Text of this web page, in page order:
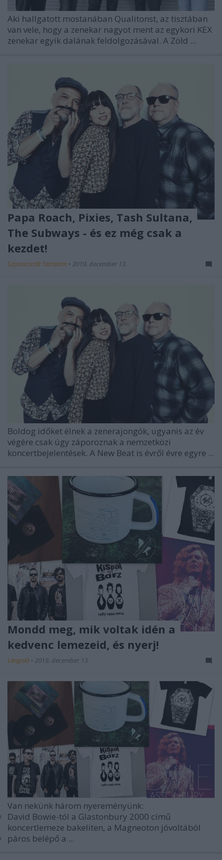
Aki hallgatott mostanában Qualitonst, az tisztában
van vele, hogy a zenekar nagyot ment az egykori KEX
zenekar egyik dalának feldolgozásával. A Zöld ...
Papa Roach, Pixies, Tash Sultana,
The Subways - és ez még csak a
kezdet!
Szponzorált Tartalom • 2019. december 13.
Boldog időket élnek a zenerajongók, ugyanis az év
végére csak úgy záporoznak a nemzetközi
koncertbejelentések. A New Beat is évről évre egyre ...
Mondd meg, mik voltak idén a
kedvenc lemezeid, és nyerj!
Lángoló • 2019. december 13.
Van nekünk három nyereményünk:
David Bowie-tól a Glastonbury 2000 című
koncertlemeze bakeliten, a Magneoton jóvoltából
páros belépő a ...